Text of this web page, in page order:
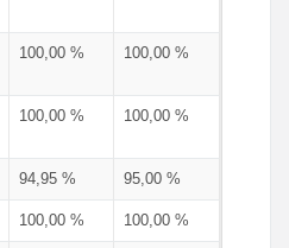
100,00 % 100,00 %
100,00 % 100,00 %
94,95 % 95,00 %
100,00 % 100,00 %